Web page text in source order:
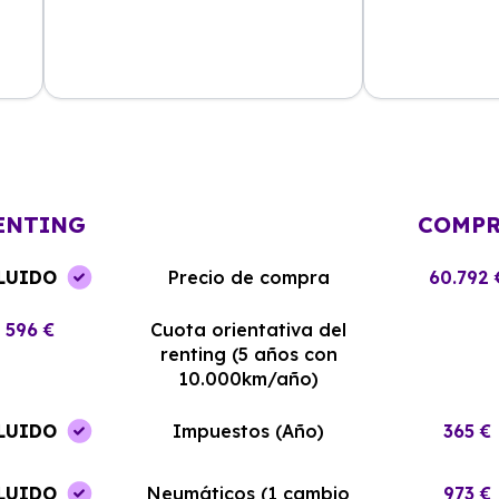
Precio de compra 60.792
596 €
Cuota orientativa del
renting (5 años con
10.000km/año)
Impuestos (Año) 365 €
Neumáticos (1 cambio
973 €